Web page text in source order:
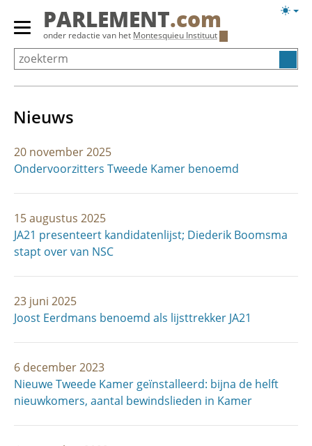
Overslaan
Primair
menu
tonen/verbergen
PARLEMENT.com
onder redactie van het Montesquieu Instituut
Nieuws
20 november 2025
Ondervoorzitters Tweede Kamer benoemd
15 augustus 2025
JA21 presenteert kandidatenlijst; Diederik Boomsma
stapt over van NSC
23 juni 2025
Joost Eerdmans benoemd als lijsttrekker JA21
6 december 2023
Nieuwe Tweede Kamer geïnstalleerd: bijna de helft
nieuwkomers, aantal bewindslieden in Kamer